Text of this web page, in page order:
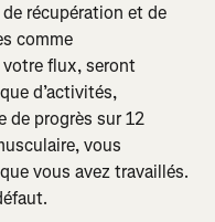
récupération et de
comme
flux, seront
d’activités,
de progrès sur 12
vous
vous avez travaillés.